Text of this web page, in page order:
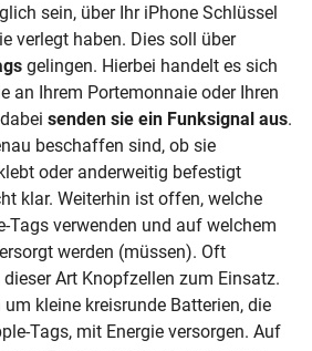
sein, über Ihr iPhone Schlüssel
verlegt haben. Dies soll über
gelingen. Hierbei handelt es sich
an Ihrem Portemonnaie oder Ihren
senden sie ein Funksignal aus.
beschaffen sind, ob sie
oder anderweitig befestigt
klar. Weiterhin ist offen, welche
Tags verwenden und auf welchem
werden (müssen). Oft
Art Knopfzellen zum Einsatz.
kleine kreisrunde Batterien, die
Tags, mit Energie versorgen. Auf